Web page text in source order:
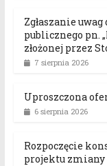
Zgłaszanie
publicznego pn.
złożonej przez
7 sierpnia 2026
Uproszczona
6 sierpnia 2026
Rozpoczęcie
projektu zmiany